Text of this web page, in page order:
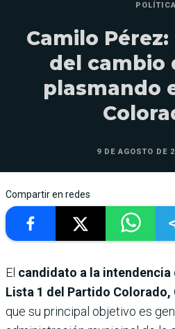
POLÍTICA
Camilo
del cambio
plasmando
9 DE AGOSTO DE
Compartir en redes
El candidato a la intendencia
Lista 1 del Partido Colorado,
que su principal objetivo es